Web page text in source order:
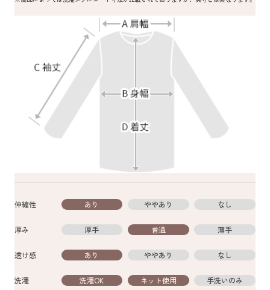
伸縮性 あり ややあり なし
厚み 厚手 普通 薄手
透け感 あり ややあり なし
洗濯 洗濯OK ネット使用 手洗いのみ